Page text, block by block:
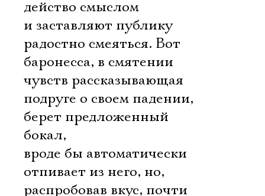
действо смыслом
и заставляют публику
радостно смеяться. Вот
баронесса, в смятении
чувств рассказывающая
подруге о своем падении,
берет предложенный
бокал,
вроде бы автоматически
отпивает из него, но,
распробовав вкус, почти